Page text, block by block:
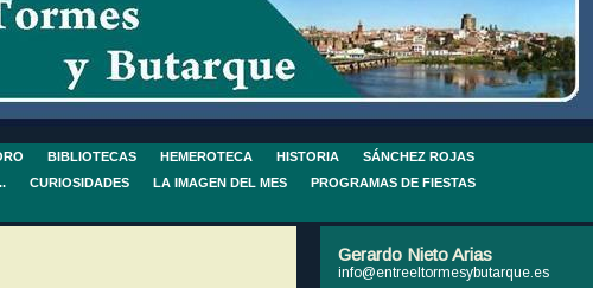
BIBLIOTECAS HEMEROTECA HISTORIA
SÁNCHEZ ROJAS
CURIOSIDADES LA IMAGEN DEL MES
PROGRAMAS DE FIESTAS
Gerardo Nieto Arias
info@entreeltormesybutarque.es